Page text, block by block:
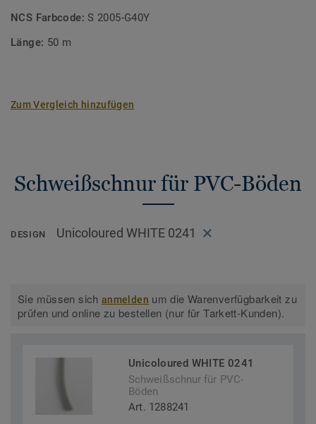
NCS Farbcode:S 2005-G40Y
Länge: 50 m
Zum Vergleich hinzufügen
Schweißschnur für PVC-Böden
DESIGN Unicoloured WHITE 0241
Sie müssen sichanmelden um die Warenverfügbarkeit zu
prüfen und online zu bestellen (nur für Tarkett-Kunden).
Unicoloured WHITE 0241
Schweißschnur für PVC-
Böden
Art. 1288241